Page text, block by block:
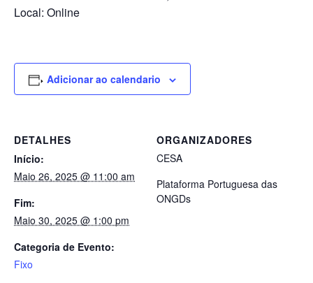
Local: Online
Adicionar ao calendario
DETALHES
Início:
Maio 26, 2025 @ 11:00 am
Fim:
Maio 30, 2025 @ 1:00 pm
Categoria de Evento:
Fixo
ORGANIZADORES
CESA
Plataforma Portuguesa das
ONGDs